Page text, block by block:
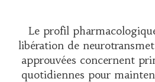
Le profil
libération de
approuvées concernent
quotidiennes pour